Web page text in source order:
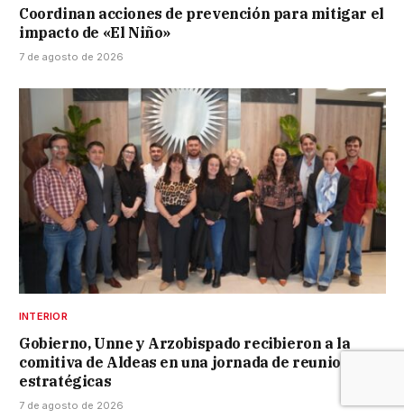
Coordinan acciones de prevención para mitigar el
impacto de «El Niño»
7 de agosto de 2026
INTERIOR
Gobierno, Unne y Arzobispado recibieron a la
comitiva de Aldeas en una jornada de reuniones
estratégicas
7 de agosto de 2026